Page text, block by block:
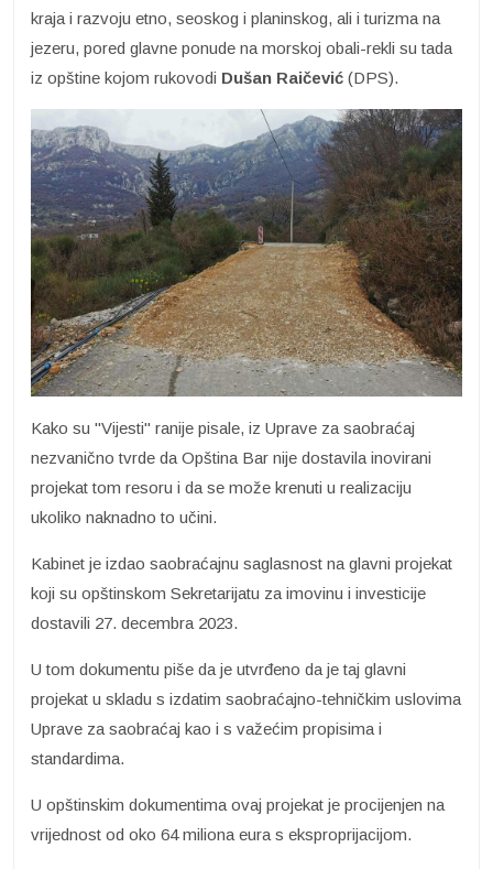
kraja i razvoju etno, seoskog i planinskog, ali i turizma na
jezeru, pored glavne ponude na morskoj obali-rekli su tada
iz opštine kojom rukovodi Dušan Raičević (DPS).
Kako su "Vijesti" ranije pisale, iz Uprave za saobraćaj
nezvanično tvrde da Opština Bar nije dostavila inovirani
projekat tom resoru i da se može krenuti u realizaciju
ukoliko naknadno to učini.
Kabinet je izdao saobraćajnu saglasnost na glavni projekat
koji su opštinskom Sekretarijatu za imovinu i investicije
dostavili 27. decembra 2023.
U tom dokumentu piše da je utvrđeno da je taj glavni
projekat u skladu s izdatim saobraćajno-tehničkim uslovima
Uprave za saobraćaj kao i s važećim propisima i
standardima.
U opštinskim dokumentima ovaj projekat je procijenjen na
vrijednost od oko 64 miliona eura s eksproprijacijom.